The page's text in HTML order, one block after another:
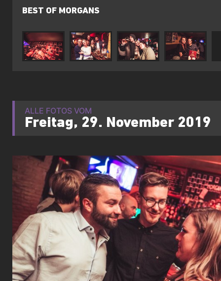
BEST OF MORGANS
ALLE FOTOS VOM
Freitag, 29. November 2019